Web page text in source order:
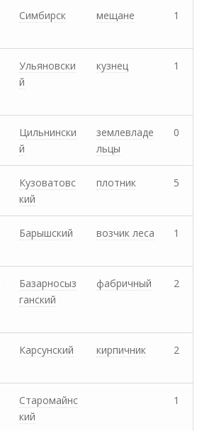
Симбирск мещане 1
Ульяновски
й
кузнец 1
Цильнински
й
землевладе
льцы
0
Кузоватовс
кий
плотник 5
Барышский возчик леса 1
Базарносыз
ганский
фабричный 2
Карсунский кирпичник 2
Старомайнс
кий
1